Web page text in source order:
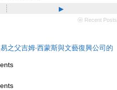
▸
ⓦ Recent Posts
之父吉姆‧西蒙斯與文藝復興公司的